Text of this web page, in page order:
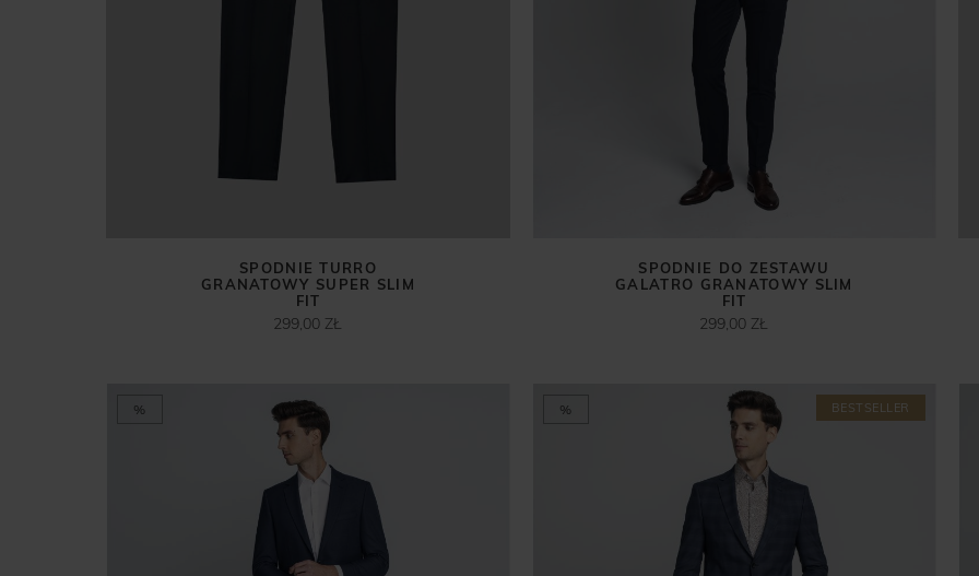
SPODNIE TURRO
GRANATOWY SUPER SLIM
FIT
299,00 ZŁ
SPODNIE DO ZESTAWU
GALATRO GRANATOWY SLIM
FIT
299,00 ZŁ
% BESTSELLER
%